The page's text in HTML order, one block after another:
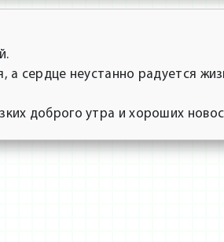
а сердце неустанно радуется
доброго утра и хороших